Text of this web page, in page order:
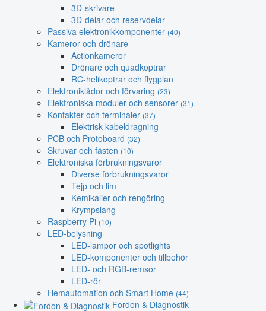
3D-skrivare
3D-delar och reservdelar
Passiva elektronikkomponenter (40)
Kameror och drönare
Actionkameror
Drönare och quadkoptrar
RC-helikoptrar och flygplan
Elektroniklådor och förvaring (23)
Elektroniska moduler och sensorer (31)
Kontakter och terminaler (37)
Elektrisk kabeldragning
PCB och Protoboard (32)
Skruvar och fästen (10)
Elektroniska förbrukningsvaror
Diverse förbrukningsvaror
Tejp och lim
Kemikalier och rengöring
Krympslang
Raspberry Pi (10)
LED-belysning
LED-lampor och spotlights
LED-komponenter och tillbehör
LED- och RGB-remsor
LED-rör
Hemautomation och Smart Home (44)
Fordon & Diagnostik